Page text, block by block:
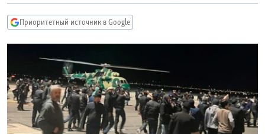
Вернутся
КАВКАЗ.РЕАЛИИ
СИБИРЬ.РЕАЛИИ
РАСПИСАНИЕ ВЕЩАНИЯ
ПОДПИШИТЕСЬ НА РАССЫЛКУ
СОЦИАЛЬНЫЕ СЕТИ
Приоритетный источник в Google